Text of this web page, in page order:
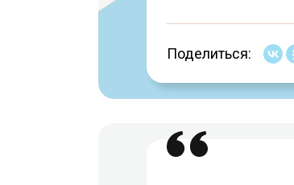
Поделиться: